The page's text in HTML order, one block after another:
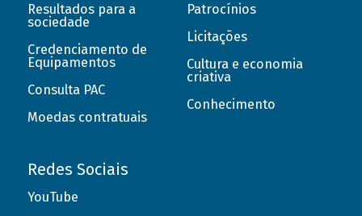
Resultados para a
sociedade
Credenciamento de
Equipamentos
Consulta PAC
Moedas contratuais
Patrocínios
Licitações
Cultura e economia
criativa
Conhecimento
Redes Sociais
YouTube